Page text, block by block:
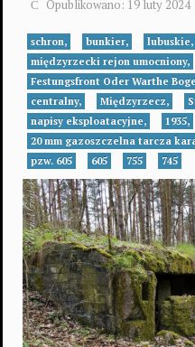
Opublikowano: 19 luty 2024
schron, bunkier, lubuskie,
międzyrzecki rejon umocniony,
Festungsfront Oder Warthe
centralny,
Międzyrzecz,
napisy eksploatacyjne,
1935,
20 mm gazoszczelna tarcza
pzw. 605
605 755 745